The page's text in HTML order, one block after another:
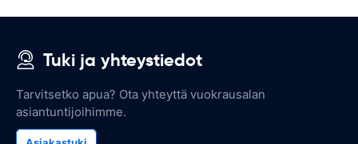
Tuki ja yhteystiedot
Tarvitsetko apua? Ota yhteyttä vuokrausalan
asiantuntijoihimme.